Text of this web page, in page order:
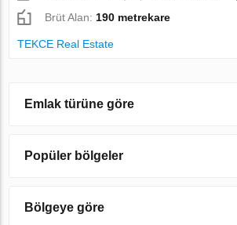
Brüt Alan:190 metrekare
TEKCE Real Estate
Emlak türüne göre
Popüler bölgeler
Bölgeye göre